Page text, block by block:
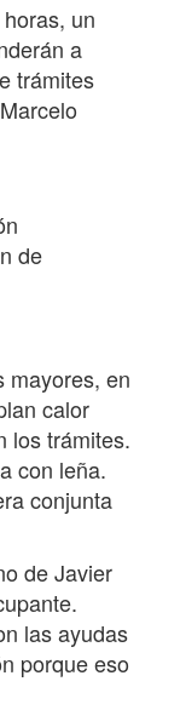
un
a
trámites
de
mayores, en
calor
los trámites.
con leña.
conjunta
de Javier
las ayudas
porque eso